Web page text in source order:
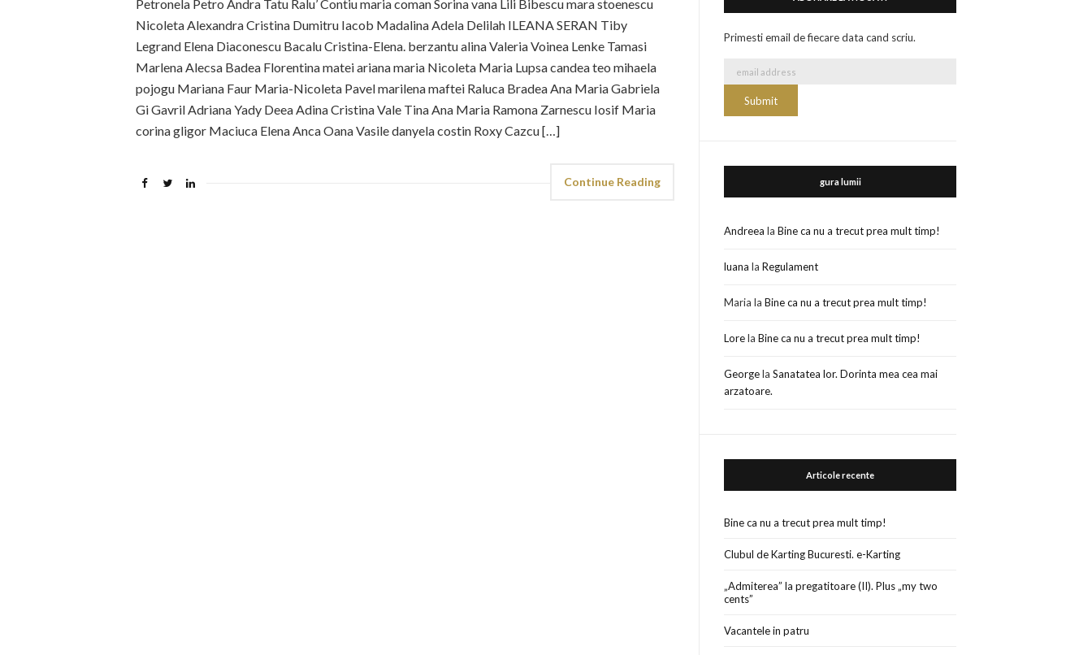
Petronela Petro Andra Tatu Ralu’ Contiu maria coman Sorina vana Lili Bibescu mara stoenescu
Nicoleta Alexandra Cristina Dumitru Iacob Madalina Adela Delilah ILEANA SERAN Tiby
Legrand Elena Diaconescu Bacalu Cristina-Elena. berzantu alina Valeria Voinea Lenke Tamasi
Marlena Alecsa Badea Florentina matei ariana maria Nicoleta Maria Lupsa candea teo mihaela
pojogu Mariana Faur Maria-Nicoleta Pavel marilena maftei Raluca Bradea Ana Maria Gabriela
Gi Gavril Adriana Yady Deea Adina Cristina Vale Tina Ana Maria Ramona Zarnescu Iosif Maria
corina gligor Maciuca Elena Anca Oana Vasile danyela costin Roxy Cazcu […]
Continue Reading
Primesti email de fiecare data cand scriu.
gura lumii
Andreea laBine ca nu a trecut prea mult timp!
luana laRegulament
Maria laBine ca nu a trecut prea mult timp!
LorelaBine ca nu a trecut prea mult timp!
GeorgelaSanatatea lor. Dorinta mea cea mai
arzatoare.
Articole recente
Bine ca nu a trecut prea mult timp!
Clubul de Karting Bucuresti. e-Karting
„Admiterea” la pregatitoare (II). Plus „my two
cents”
Vacantele in patru